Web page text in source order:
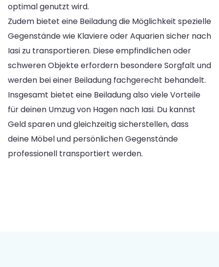
optimal genutzt wird.
Zudem bietet eine Beiladung die Möglichkeit spezielle
Gegenstände wie Klaviere oder Aquarien sicher nach
Iasi zu transportieren. Diese empfindlichen oder
schweren Objekte erfordern besondere Sorgfalt und
werden bei einer Beiladung fachgerecht behandelt.
Insgesamt bietet eine Beiladung also viele Vorteile
für deinen Umzug von Hagen nach Iasi. Du kannst
Geld sparen und gleichzeitig sicherstellen, dass
deine Möbel und persönlichen Gegenstände
professionell transportiert werden.